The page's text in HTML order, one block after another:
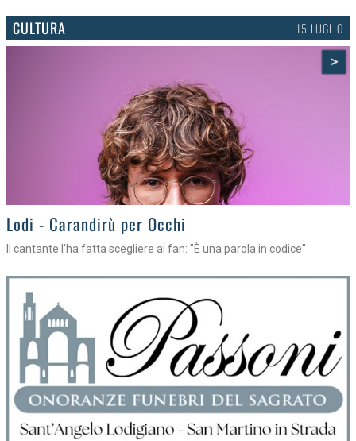
CULTURA 15 LUGLIO
>
Lodi - Carandirù per Occhi
Il cantante l'ha fatta scegliere ai fan: "È una parola in codice"